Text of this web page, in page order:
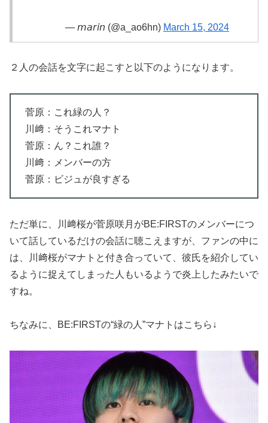
— 𝘮𝘢𝘳𝘪𝘯 (@a_ao6hn) March 15, 2024
２人の会話を文字に起こすと以下のようになります。
菅原：これ緑の人？
川﨑：そうこれマナト
菅原：ん？これ誰？
川﨑：メンバーの方
菅原：ビジュが良すぎる
ただ単に、川﨑桜が菅原咲月がBE:FIRSTのメンバーにつ
いて話しているだけの会話に聴こえますが、ファンの中に
は、川﨑桜がマナトと付き合っていて、彼氏を紹介してい
るように捉えてしまった人もいるようで炎上したみたいで
すね。
ちなみに、BE:FIRSTの“緑の人”マナトはこちら↓